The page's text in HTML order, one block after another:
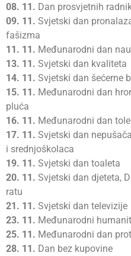
08. 11. Dan prosvjetnih
09. 11. Svjetski dan
fašizma
11. 11. Međunarodni dan
13. 11. Svjetski dan kvaliteta
14. 11. Svjetski dan šećerne
15. 11. Međunarodni dan
pluća
16. 11. Međunarodni dan
17. 11. Svjetski dan
i srednjoškolaca
19. 11. Svjetski dan toaleta
20. 11. Svjetski dan djeteta,
ratu
21. 11. Svjetski dan televizije
23. 11. Međunarodni
25. 11. Međunarodni dan
28. 11. Dan bez kupovine